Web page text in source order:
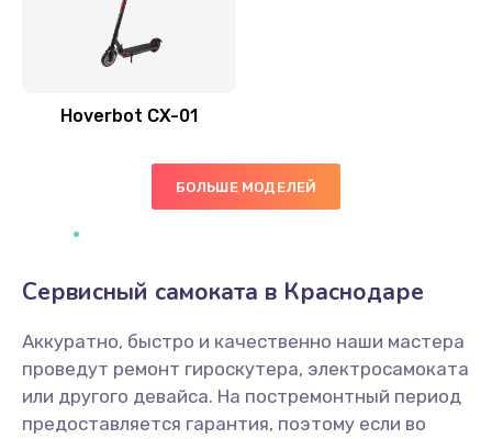
Hoverbot CX-01
БОЛЬШЕ МОДЕЛЕЙ
Сервисный самоката в Краснодаре
Аккуратно, быстро и качественно наши мастера
проведут ремонт гироскутера, электросамоката
или другого девайса. На постремонтный период
предоставляется гарантия, поэтому если во